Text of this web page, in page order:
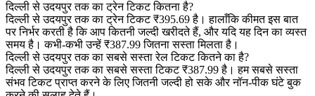
दिल्ली से उदयपुर तक का ट्रेन टिकट कितना है?
दिल्ली से उदयपुर तक का ट्रेन टिकट ₹395.69 है। हालाँकि कीमत इस बात
पर निर्भर करती है कि आप कितनी जल्दी खरीदते हैं, और यदि यह दिन का व्यस्त
समय है। कभी-कभी उन्हें ₹387.99 जितना सस्ता मिलता है।
दिल्ली से उदयपुर तक का सबसे सस्ता रेल टिकट कितने का है?
दिल्ली से उदयपुर तक का सबसे सस्ता टिकट ₹387.99 है। हम सबसे सस्ता
संभव टिकट प्राप्त करने के लिए जितनी जल्दी हो सके और नॉन-पीक घंटे बुक